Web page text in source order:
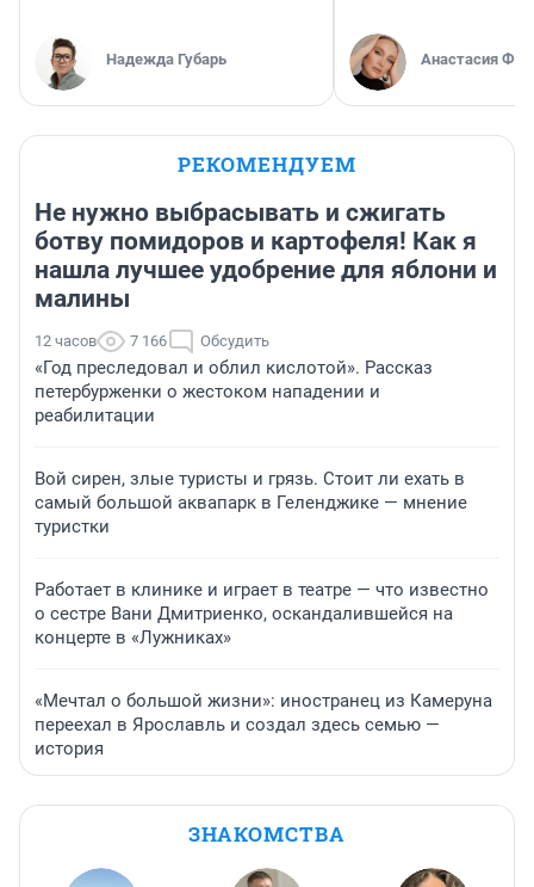
Надежда Губарь Анастасия
РЕКОМЕНДУЕМ
Не нужно выбрасывать и сжигать
ботву помидоров и картофеля! Как я
нашла лучшее удобрение для яблони и
малины
12 часов 7 166 Обсудить
«Год преследовал и облил кислотой». Рассказ
петербурженки о жестоком нападении и
реабилитации
Вой сирен, злые туристы и грязь. Стоит ли ехать в
самый большой аквапарк в Геленджике — мнение
туристки
Работает в клинике и играет в театре — что известно
о сестре Вани Дмитриенко, оскандалившейся на
концерте в «Лужниках»
«Мечтал о большой жизни»: иностранец из Камеруна
переехал в Ярославль и создал здесь семью —
история
ЗНАКОМСТВА